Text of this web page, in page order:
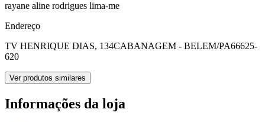
rayane aline rodrigues lima-me
Endereço
TV HENRIQUE DIAS, 134CABANAGEM - BELEM/PA66625-
620
Ver produtos similares
Informações da loja